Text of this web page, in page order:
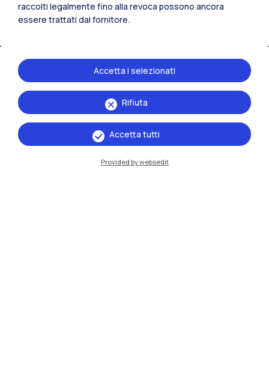
Sedi
Milano Leonardo
Milano Bovisa
Cremona
raccolti legalmente fino alla revoca possono ancora
essere trattati dal fornitore.
Rifiuta
Accetta i selezionati
Accetta tutti
Provided by websedit